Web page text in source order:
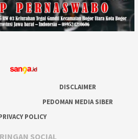
DISCLAIMER
PEDOMAN MEDIA SIBER
POLICY
SOCIAL